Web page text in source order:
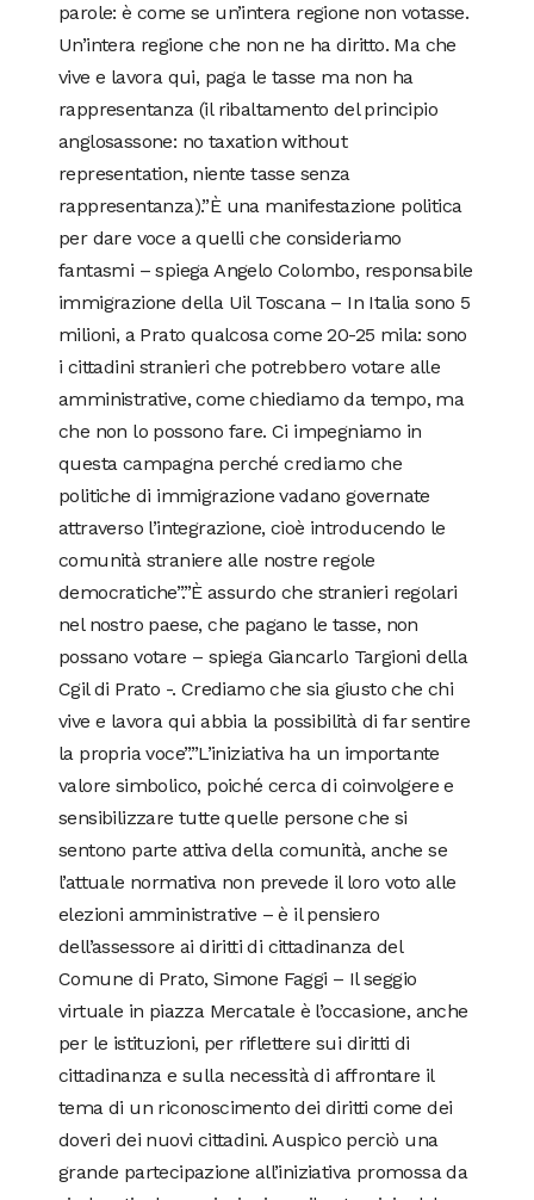
parole: è come se un’intera regione non votasse.
Un’intera regione che non ne ha diritto. Ma che
vive e lavora qui, paga le tasse ma non ha
rappresentanza (il ribaltamento del principio
anglosassone: no taxation without
representation, niente tasse senza
rappresentanza).”È una manifestazione politica
per dare voce a quelli che consideriamo
fantasmi – spiega Angelo Colombo, responsabile
immigrazione della Uil Toscana – In Italia sono 5
milioni, a Prato qualcosa come 20-25 mila: sono
i cittadini stranieri che potrebbero votare alle
amministrative, come chiediamo da tempo, ma
che non lo possono fare. Ci impegniamo in
questa campagna perché crediamo che
politiche di immigrazione vadano governate
attraverso l’integrazione, cioè introducendo le
comunità straniere alle nostre regole
democratiche”.”È assurdo che stranieri regolari
nel nostro paese, che pagano le tasse, non
possano votare – spiega Giancarlo Targioni della
Cgil di Prato -. Crediamo che sia giusto che chi
vive e lavora qui abbia la possibilità di far sentire
la propria voce”.”L’iniziativa ha un importante
valore simbolico, poiché cerca di coinvolgere e
sensibilizzare tutte quelle persone che si
sentono parte attiva della comunità, anche se
l’attuale normativa non prevede il loro voto alle
elezioni amministrative – è il pensiero
dell’assessore ai diritti di cittadinanza del
Comune di Prato, Simone Faggi – Il seggio
virtuale in piazza Mercatale è l’occasione, anche
per le istituzioni, per riflettere sui diritti di
cittadinanza e sulla necessità di affrontare il
tema di un riconoscimento dei diritti come dei
doveri dei nuovi cittadini. Auspico perciò una
grande partecipazione all’iniziativa promossa da